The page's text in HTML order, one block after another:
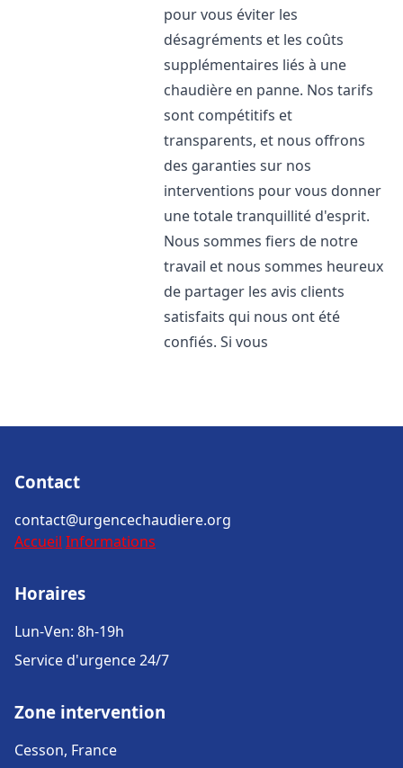
pour vous éviter les
désagréments et les coûts
supplémentaires liés à une
chaudière en panne. Nos tarifs
sont compétitifs et
transparents, et nous offrons
des garanties sur nos
interventions pour vous donner
une totale tranquillité d'esprit.
Nous sommes fiers de notre
travail et nous sommes heureux
de partager les avis clients
satisfaits qui nous ont été
confiés. Si vous
Contact
contact@urgencechaudiere.org
Accueil Informations
Horaires
Lun-Ven: 8h-19h
Service d'urgence 24/7
Zone intervention
Cesson, France